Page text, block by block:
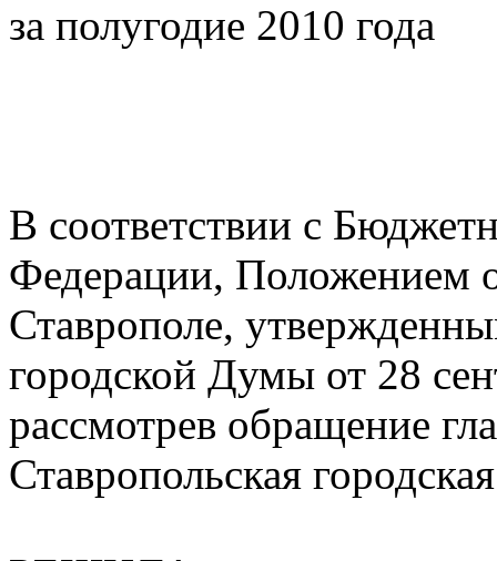
за полугодие 2010 года
В соответствии с
Федерации, Положением
Ставрополе,
городской Думы от 28
рассмотрев обращение
Ставропольская